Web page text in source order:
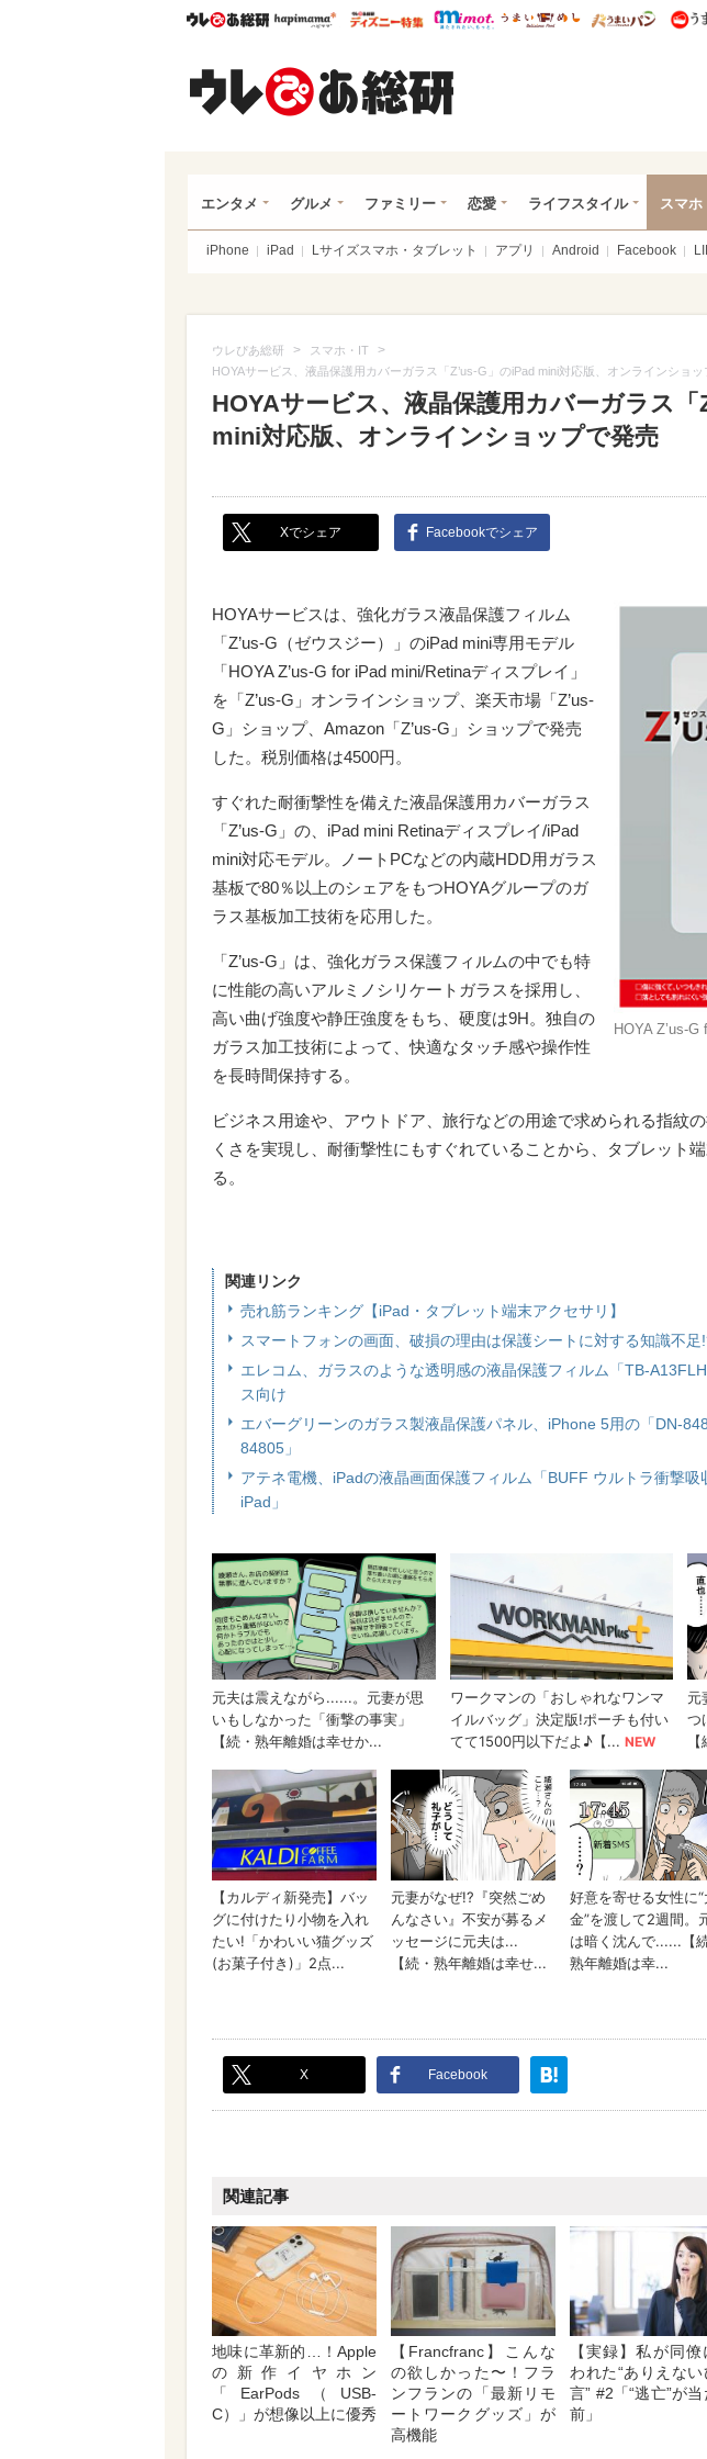
ウレぴあ総研ハピママ* ウレぴあ総研 ディズニー特集
mimot. うまいめし うま
エンタメ グルメ ファミリー 恋愛 ライフスタイル スマホ
iPhone iPad Lサイズスマホ・タブレット アプリ Android Facebook
ウレぴあ総研 > スマホ・IT >
HOYAサービス、液晶保護用カバーガラス「Z’us-G」のiPad mini対応版、オンラインショッ
HOYAサービス、液晶保護用カバーガラス「
mini対応版、オンラインショップで発売
Xでシェア Facebookでシェア
HOYA Z’us-
HOYAサービスは、強化ガラス液晶保護フィルム
「Z’us-G（ゼウスジー）」のiPad mini専用モデル
「HOYA Z’us-G for iPad mini/Retinaディスプレイ」
を「Z’us-G」オンラインショップ、楽天市場「Z’us-
G」ショップ、Amazon「Z’us-G」ショップで発売
した。税別価格は4500円。
すぐれた耐衝撃性を備えた液晶保護用カバーガラス
「Z’us-G」の、iPad mini Retinaディスプレイ/iPad
mini対応モデル。ノートPCなどの内蔵HDD用ガラス
基板で80％以上のシェアをもつHOYAグループのガ
ラス基板加工技術を応用した。
「Z’us-G」は、強化ガラス保護フィルムの中でも特
に性能の高いアルミノシリケートガラスを採用し、
高い曲げ強度や静圧強度をもち、硬度は9H。独自の
ガラス加工技術によって、快適なタッチ感や操作性
を長時間保持する。
ビジネス用途や、アウトドア、旅行などの用途で求められる指紋
くさを実現し、耐衝撃性にもすぐれていることから、タブレット
る。
関連リンク
売れ筋ランキング【iPad・タブレット端末アクセサリ】
スマートフォンの画面、破損の理由は保護シートに対する知識不足
エレコム、ガラスのような透明感の液晶保護フィルム「TB-
ス向け
エバーグリーンのガラス製液晶保護パネル、iPhone 5用の「DN-
84805」
アテネ電機、iPadの液晶画面保護フィルム「BUFF ウルトラ衝撃
iPad」
X Facebook
関連記事
地味に革新的…！Apple
の新作イヤホン
「EarPods（USB-
C）」が想像以上に優秀
【Francfranc】こんな
の欲しかった〜！フラ
ンフランの「最新リモ
ートワークグッズ」が
高機能
【実録】私が同僚
われた“ありえない
言” #2「“逃亡”が当
前」